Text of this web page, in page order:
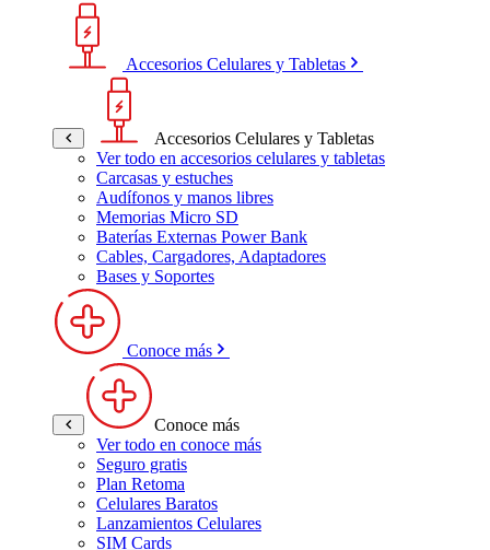
Accesorios Celulares y Tabletas
Accesorios Celulares y Tabletas
Ver todo en accesorios celulares y tabletas
Carcasas y estuches
Audífonos y manos libres
Memorias Micro SD
Baterías Externas Power Bank
Cables, Cargadores, Adaptadores
Bases y Soportes
Conoce más
Conoce más
Ver todo en conoce más
Seguro gratis
Plan Retoma
Celulares Baratos
Lanzamientos Celulares
SIM Cards